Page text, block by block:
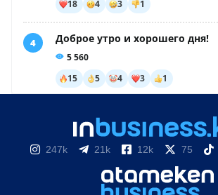
247k 21k 12k 75